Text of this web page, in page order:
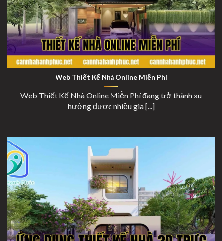
Thiết Kế Nhà Online Miễn Phí
Web Thiết Kế Nhà Online Miễn Phí
Web Thiết Kế Nhà Online Miễn Phí đang trở thành xu
hướng được nhiều gia [...]